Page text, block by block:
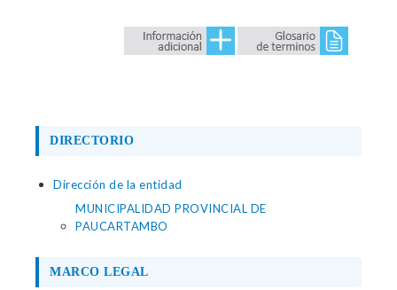
DIRECTORIO
Dirección de la entidad
MUNICIPALIDAD PROVINCIAL DE
PAUCARTAMBO
MARCO LEGAL